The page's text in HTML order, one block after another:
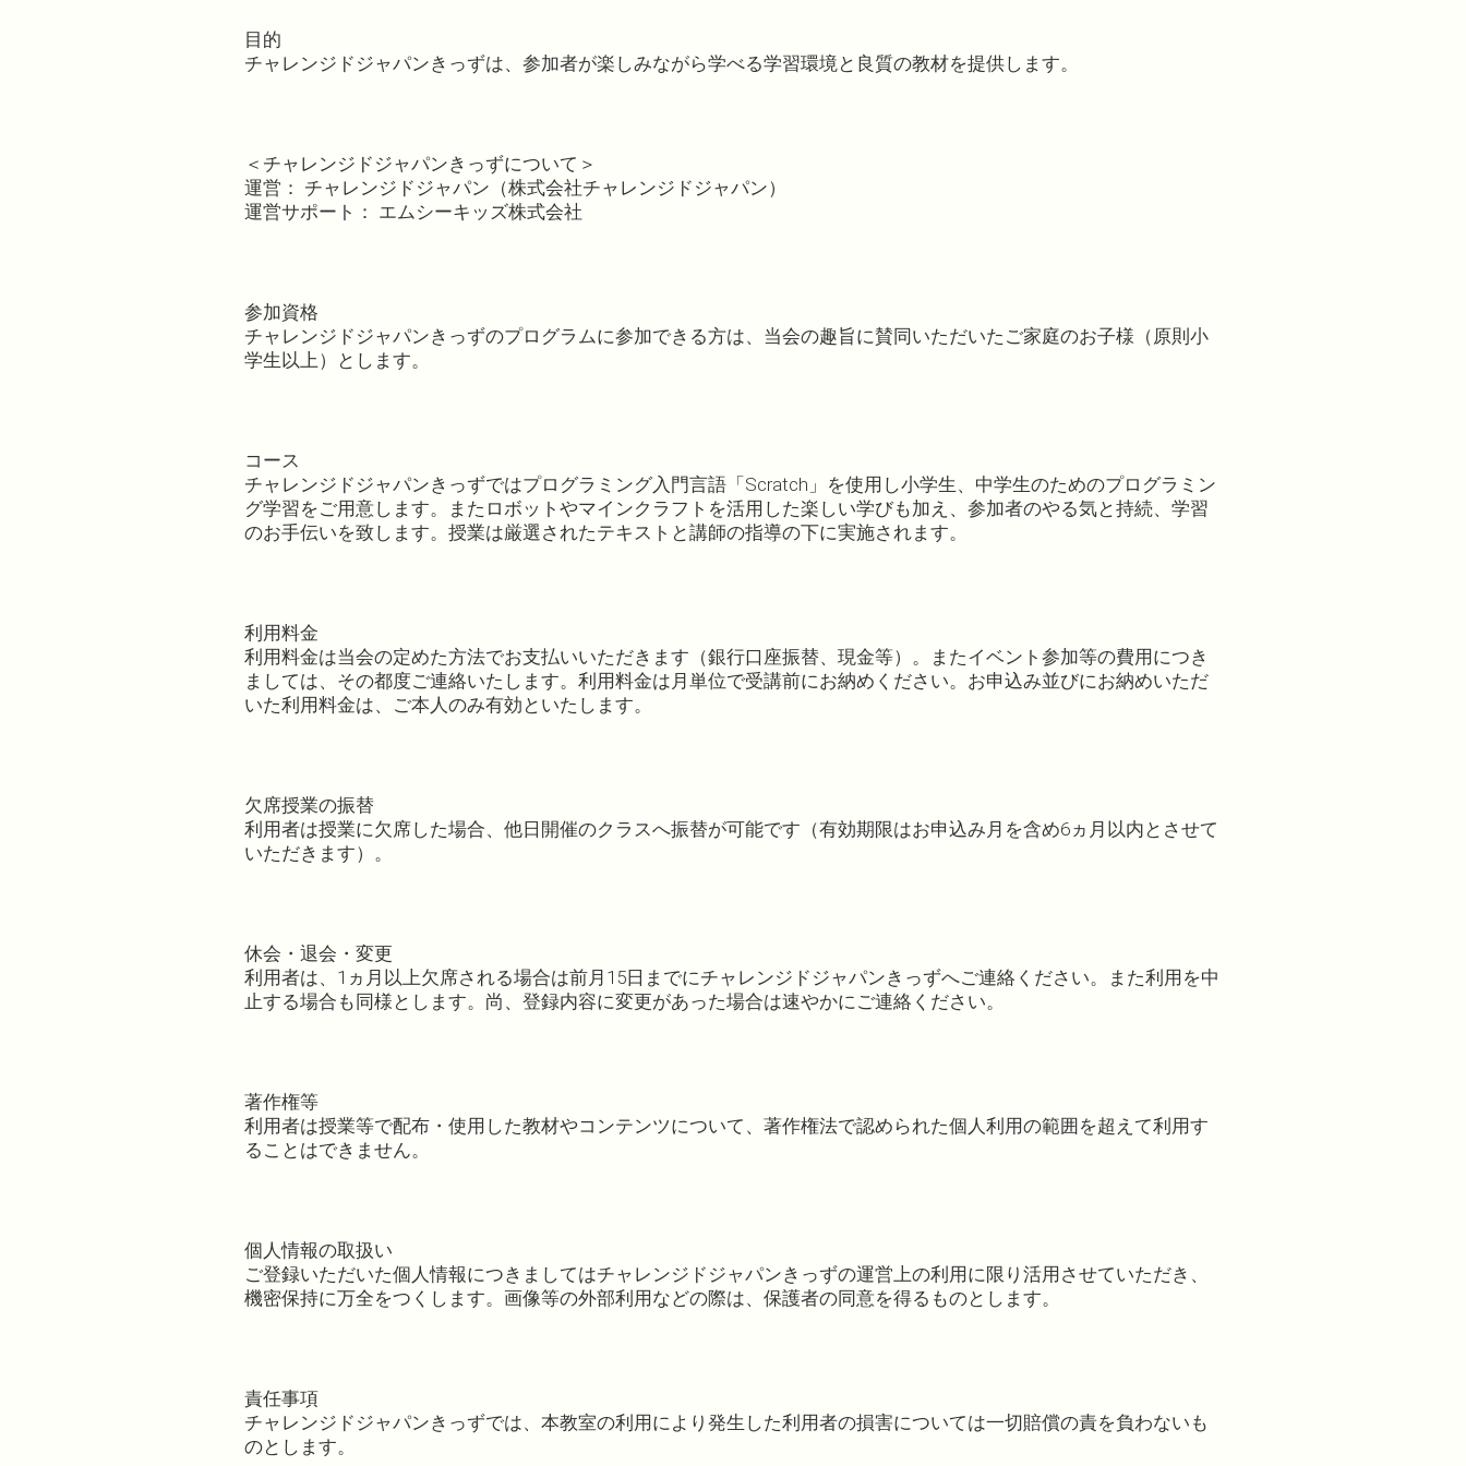
目的
チャレンジドジャパンきっずは、参加者が楽しみながら学べる学習環境と良質の教材を提供します。
＜チャレンジドジャパンきっずについて＞
運営： チャレンジドジャパン（株式会社チャレンジドジャパン）
運営サポート： エムシーキッズ株式会社
参加資格
チャレンジドジャパンきっずのプログラムに参加できる方は、当会の趣旨に賛同いただいたご家庭のお子様（原則小
学生以上）とします。
コース
チャレンジドジャパンきっずではプログラミング入門言語「Scratch」を使用し小学生、中学生のためのプログラミン
グ学習をご用意します。またロボットやマインクラフトを活用した楽しい学びも加え、参加者のやる気と持続、学習
のお手伝いを致します。授業は厳選されたテキストと講師の指導の下に実施されます。
利用料金
利用料金は当会の定めた方法でお支払いいただきます（銀行口座振替、現金等）。またイベント参加等の費用につき
ましては、その都度ご連絡いたします。利用料金は月単位で受講前にお納めください。お申込み並びにお納めいただ
いた利用料金は、ご本人のみ有効といたします。
欠席授業の振替
利用者は授業に欠席した場合、他日開催のクラスへ振替が可能です（有効期限はお申込み月を含め6ヵ月以内とさせて
いただきます）。
休会・退会・変更
利用者は、1ヵ月以上欠席される場合は前月15日までにチャレンジドジャパンきっずへご連絡ください。また利用を中
止する場合も同様とします。尚、登録内容に変更があった場合は速やかにご連絡ください。
著作権等
利用者は授業等で配布・使用した教材やコンテンツについて、著作権法で認められた個人利用の範囲を超えて利用す
ることはできません。
個人情報の取扱い
ご登録いただいた個人情報につきましてはチャレンジドジャパンきっずの運営上の利用に限り活用させていただき、
機密保持に万全をつくします。画像等の外部利用などの際は、保護者の同意を得るものとします。
責任事項
チャレンジドジャパンきっずでは、本教室の利用により発生した利用者の損害については一切賠償の責を負わないも
のとします。